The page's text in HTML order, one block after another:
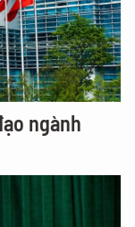
ngành